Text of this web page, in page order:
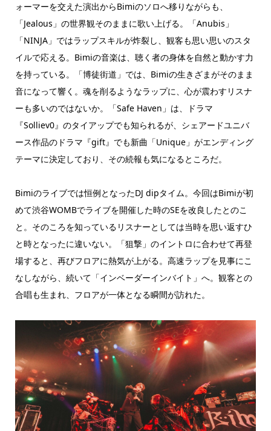
ォーマーを交えた演出からBimiのソロへ移りながらも、
「Jealous」の世界観そのままに歌い上げる。「Anubis」
「NINJA」ではラップスキルが炸裂し、観客も思い思いのスタ
イルで応える。Bimiの音楽は、聴く者の身体を自然と動かす力
を持っている。「博徒街道」では、Bimiの生きざまがそのまま
音になって響く。魂を削るようなラップに、心が震わすリスナ
ーも多いのではないか。「Safe Haven」は、ドラマ
『Solliev0』のタイアップでも知られるが、シェアードユニバ
ース作品のドラマ『gift』でも新曲「Unique」がエンディング
テーマに決定しており、その続報も気になるところだ。
Bimiのライブでは恒例となったDJ dipタイム。今回はBimiが初
めて渋谷WOMBでライブを開催した時のSEを改良したとのこ
と。そのころを知っているリスナーとしては当時を思い返すひ
と時となったに違いない。「狙撃」のイントロに合わせて再登
場すると、再びフロアに熱気が上がる。高速ラップを見事にこ
なしながら、続いて「インベーダーインバイト」へ。観客との
合唱も生まれ、フロアが一体となる瞬間が訪れた。